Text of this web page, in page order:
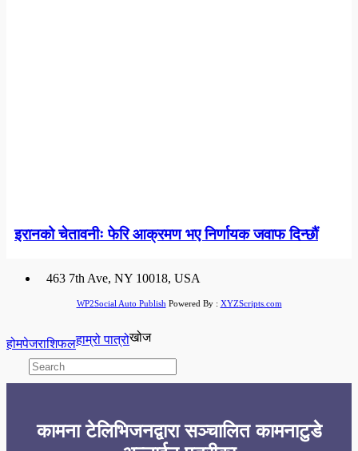
इरानको चेतावनीः फेरि आक्रमण भए निर्णायक जवाफ दिन्छौं
463 7th Ave, NY 10018, USA
WP2Social Auto Publish Powered By : XYZScripts.com
होमपेजराशिफलहाम्रो पात्रोखोज
कामना टेलिभिजनद्वारा सञ्चालित कामनाटुडे